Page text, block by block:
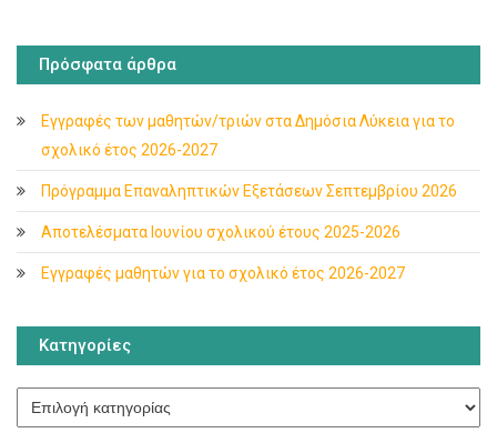
Πρόσφατα άρθρα
Εγγραφές των μαθητών/τριών στα Δημόσια Λύκεια για το
σχολικό έτος 2026-2027
Πρόγραμμα Επαναληπτικών Εξετάσεων Σεπτεμβρίου 2026
Αποτελέσματα Ιουνίου σχολικού έτους 2025-2026
Εγγραφές μαθητών για το σχολικό έτος 2026-2027
Κατηγορίες
Κατηγορίες